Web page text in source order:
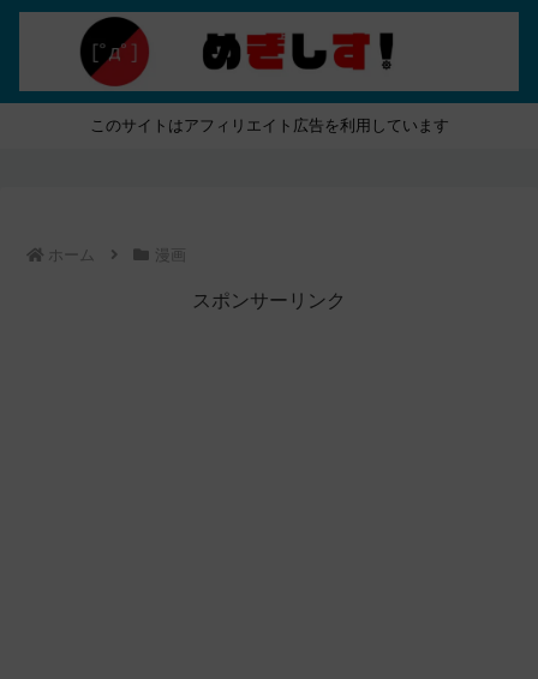
このサイトはアフィリエイト広告を利用しています
ホーム 漫画
スポンサーリンク